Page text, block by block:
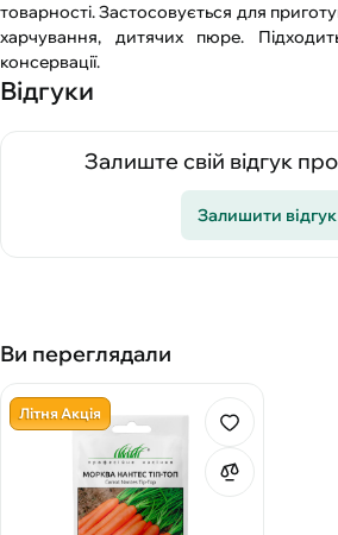
товарності. Застосовується для
харчування, дитячих пюре.
консервації.
Відгуки
Залиште свій відгук
Залишити відгук
Ви переглядали
Літня Акція